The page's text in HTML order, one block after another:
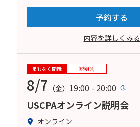
予約する
内容を詳しくみる
まもなく開催 説明会
8/7 （金） 19:00 - 20:00
USCPAオンライン説明会
オンライン